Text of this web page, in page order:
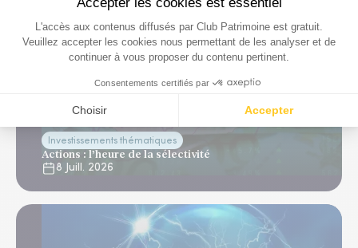
Investissements thématiques
Actions : l’heure de la sélectivité
8 Juill. 2026